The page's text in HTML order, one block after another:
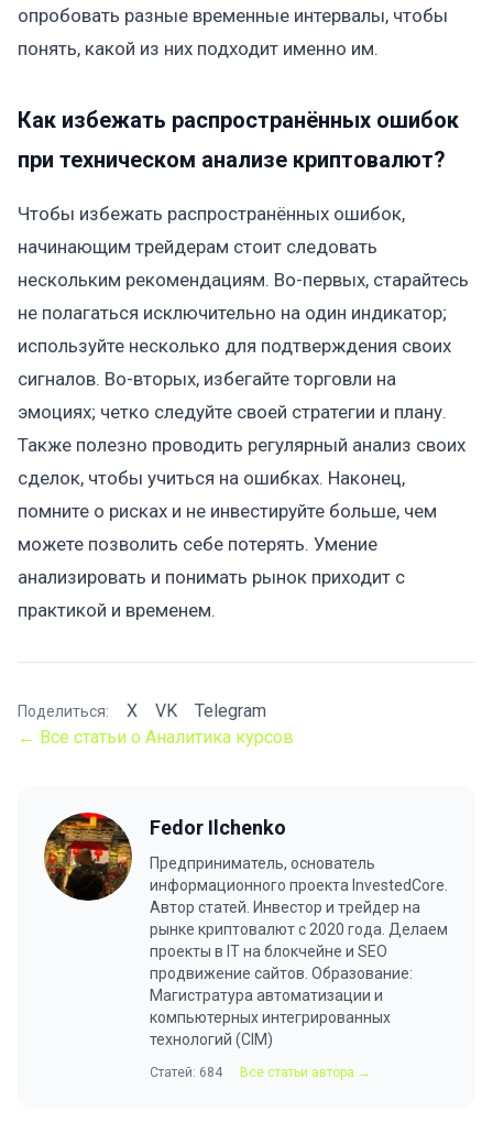
опробовать разные временные интервалы, чтобы
понять, какой из них подходит именно им.
Как избежать распространённых ошибок
при техническом анализе криптовалют?
Чтобы избежать распространённых ошибок,
начинающим трейдерам стоит следовать
нескольким рекомендациям. Во-первых, старайтесь
не полагаться исключительно на один индикатор;
используйте несколько для подтверждения своих
сигналов. Во-вторых, избегайте торговли на
эмоциях; четко следуйте своей стратегии и плану.
Также полезно проводить регулярный анализ своих
сделок, чтобы учиться на ошибках. Наконец,
помните о рисках и не инвестируйте больше, чем
можете позволить себе потерять. Умение
анализировать и понимать рынок приходит с
практикой и временем.
Поделиться: X VK
Telegram
← Все статьи о Аналитика курсов
Fedor Ilchenko
Предприниматель, основатель
информационного проекта InvestedCore.
Автор статей. Инвестор и трейдер на
рынке криптовалют с 2020 года. Делаем
проекты в IT на блокчейне и SEO
продвижение сайтов. Образование:
Магистратура автоматизации и
компьютерных интегрированных
технологий (CIM)
Статей: 684 Все статьи автора →